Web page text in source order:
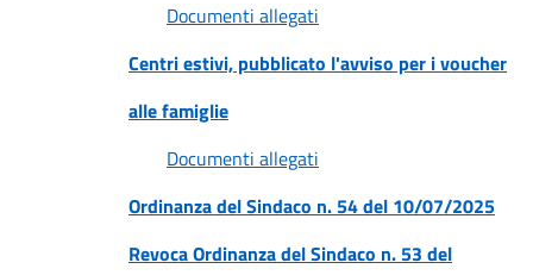
Documenti allegati
Centri estivi, pubblicato l'avviso per i voucher
alle famiglie
Documenti allegati
Ordinanza del Sindaco n. 54 del 10/07/2025
Revoca Ordinanza del Sindaco n. 53 del